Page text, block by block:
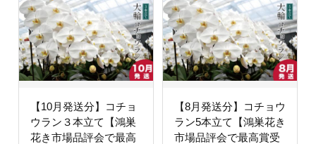
【10月発送分】コチョ
ウラン３本立て【鴻巣
花き市場品評会で最高
【8月発送分】コチョウ
ラン5本立て【鴻巣花き
市場品評会で最高賞受